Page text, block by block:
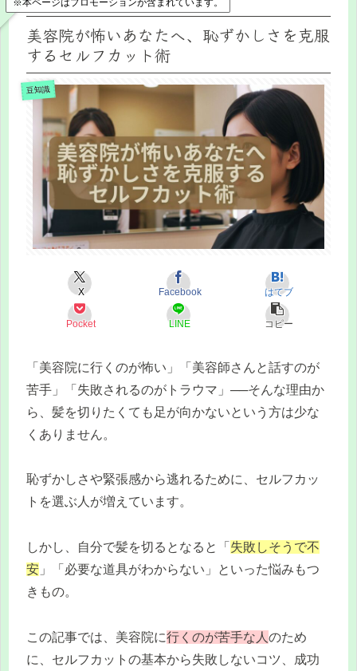
※本ページはプロモーションが含まれています。
美容院が怖いあなたへ、恥ずかしさを克服
するセルフカット術
豆知識
X Facebook はてブ
Pocket LINE コピー
「美容院に行くのが怖い」「美容師さんと話すのが
苦手」「失敗されるのがトラウマ」──そんな理由か
ら、髪を切りたくても足が向かないという方は少な
くありません。
恥ずかしさや緊張感から逃れるために、セルフカッ
トを選ぶ人が増えています。
しかし、自分で髪を切るとなると「 失敗しそうで不
安 」「必要な道具がわからない」といった悩みもつ
きもの。
この記事では、美容院に行くのが苦手な人 のため
に、セルフカットの基本から失敗しないコツ、成功